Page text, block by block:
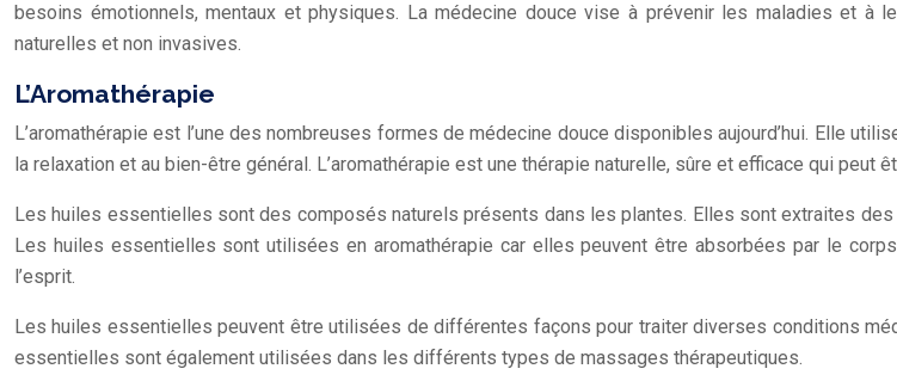
besoins émotionnels, mentaux et physiques. La médecine douce vise à prévenir les maladies et à
naturelles et non invasives.
L’Aromathérapie
L’aromathérapie est l’une des nombreuses formes de médecine douce disponibles aujourd’hui. Elle
la relaxation et au bien-être général. L’aromathérapie est une thérapie naturelle, sûre et efficace qui peut
Les huiles essentielles sont des composés naturels présents dans les plantes. Elles sont extraites
Les huiles essentielles sont utilisées en aromathérapie car elles peuvent être absorbées par le
l’esprit.
Les huiles essentielles peuvent être utilisées de différentes façons pour traiter diverses conditions
essentielles sont également utilisées dans les différents types de massages thérapeutiques.